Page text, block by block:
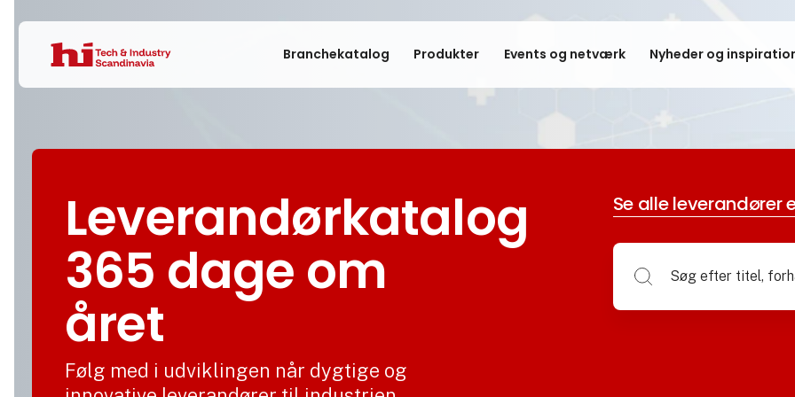
Branchekatalog Produkter Events og netværk Nyheder og
Leverandørkatalog
365 dage om
året
Følg med i udviklingen når dygtige og
Se alle leverandører